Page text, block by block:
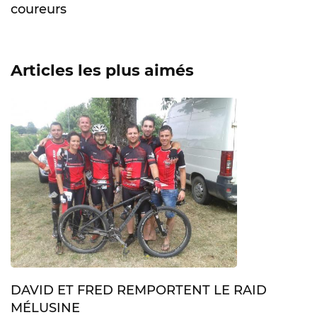
coureurs
Articles les plus aimés
DAVID ET FRED REMPORTENT LE RAID
MÉLUSINE